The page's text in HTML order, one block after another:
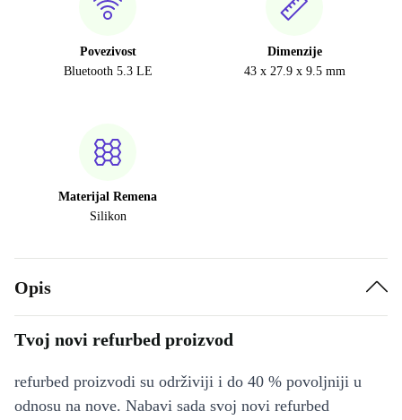
Povezivost
Bluetooth 5.3 LE
Dimenzije
43 x 27.9 x 9.5 mm
Materijal Remena
Silikon
Opis
Tvoj novi refurbed proizvod
refurbed proizvodi su održiviji i do 40 % povoljniji u
odnosu na nove. Nabavi sada svoj novi refurbed